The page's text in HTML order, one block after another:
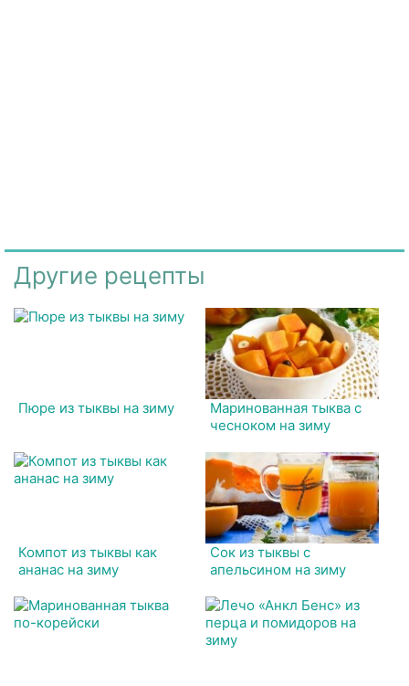
Другие рецепты
Пюре из тыквы на зиму
Маринованная тыква с
чесноком на зиму
Компот из тыквы как
ананас на зиму
Сок из тыквы с
апельсином на зиму